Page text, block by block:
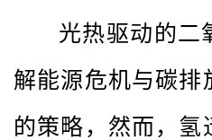
光热驱动的二
解能源危机与碳排
的策略，然而，氢